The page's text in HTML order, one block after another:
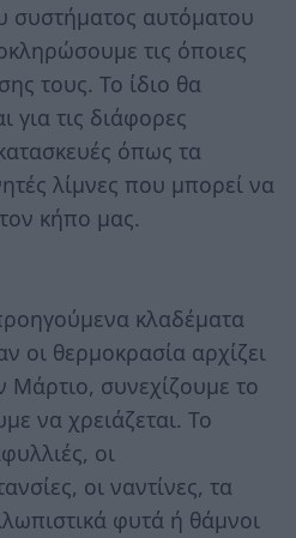
συστήματος αυτόματου
τις όποιες
τους. Το ίδιο θα
για τις διάφορες
όπως τα
λίμνες που μπορεί να
κήπο μας.
κλαδέματα
οι θερμοκρασία αρχίζει
συνεχίζουμε το
να χρειάζεται. Το
οι
οι ναντίνες, τα
φυτά ή θάμνοι